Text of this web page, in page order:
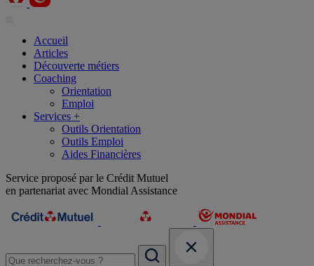
Accueil
Articles
Découverte métiers
Coaching
Orientation
Emploi
Services +
Outils Orientation
Outils Emploi
Aides Financières
Service proposé par le Crédit Mutuel
en partenariat avec Mondial Assistance